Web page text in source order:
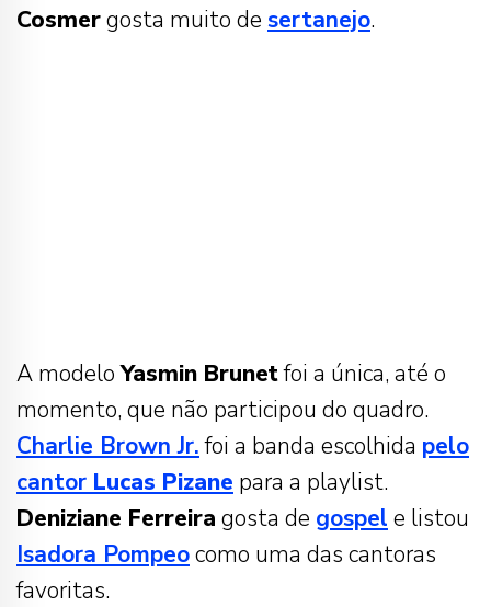
Cosmergosta muito de sertanejo.
A modeloYasmin Brunetfoi a única, até o
momento, que não participou do quadro.
Charlie Brown Jr.foi a banda escolhida pelo
cantor Lucas Pizane para a playlist.
Deniziane Ferreira gosta de gospel e listou
Isadora Pompeocomo uma das cantoras
favoritas.